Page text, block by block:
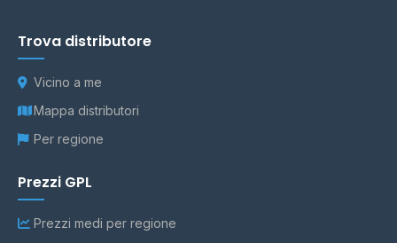
Trova distributore
Vicino a me
Mappa distributori
Per regione
Prezzi GPL
Prezzi medi per regione